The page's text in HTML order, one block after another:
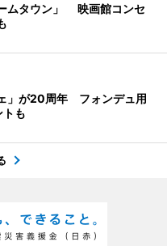
ムタウン」 映画館コンセ
」が20周年 フォンデュ用
も